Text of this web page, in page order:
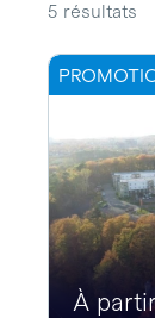
5 résultats
À